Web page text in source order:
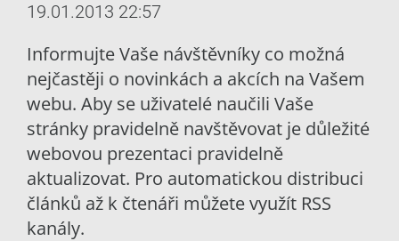
19.01.2013 22:57
Informujte Vaše návštěvníky co možná
nejčastěji o novinkách a akcích na Vašem
webu. Aby se uživatelé naučili Vaše
stránky pravidelně navštěvovat je důležité
webovou prezentaci pravidelně
aktualizovat. Pro automatickou distribuci
článků až k čtenáři můžete využít RSS
kanály.